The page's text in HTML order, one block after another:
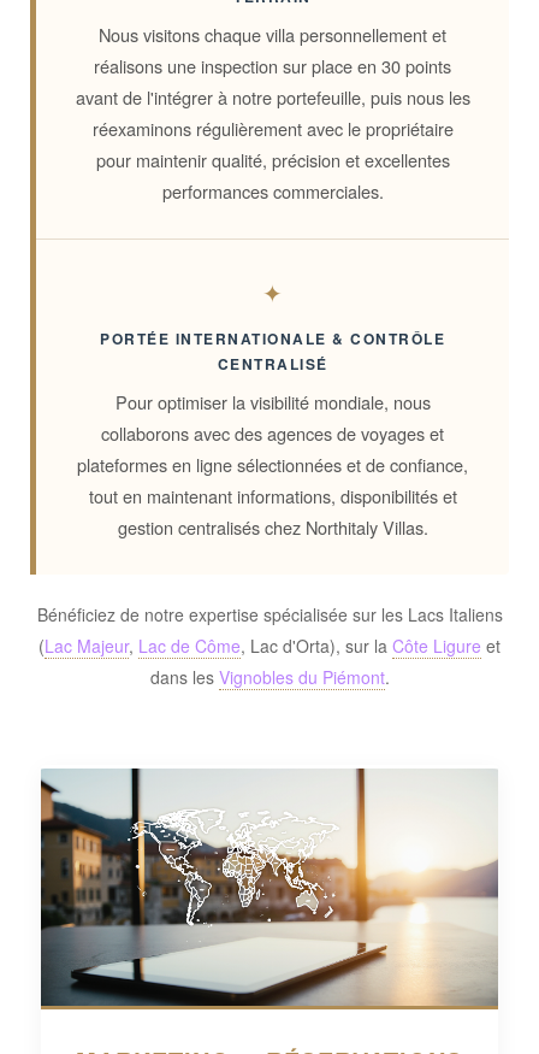
Nous visitons chaque villa personnellement et
réalisons une inspection sur place en 30 points
avant de l'intégrer à notre portefeuille, puis nous les
réexaminons régulièrement avec le propriétaire
pour maintenir qualité, précision et excellentes
performances commerciales.
✦
PORTÉE INTERNATIONALE & CONTRÔLE
CENTRALISÉ
Pour optimiser la visibilité mondiale, nous
collaborons avec des agences de voyages et
plateformes en ligne sélectionnées et de confiance,
tout en maintenant informations, disponibilités et
gestion centralisés chez Northitaly Villas.
Bénéficiez de notre expertise spécialisée sur les Lacs Italiens
(Lac Majeur, Lac de Côme, Lac d'Orta), sur la Côte Ligure et
dans les Vignobles du Piémont.